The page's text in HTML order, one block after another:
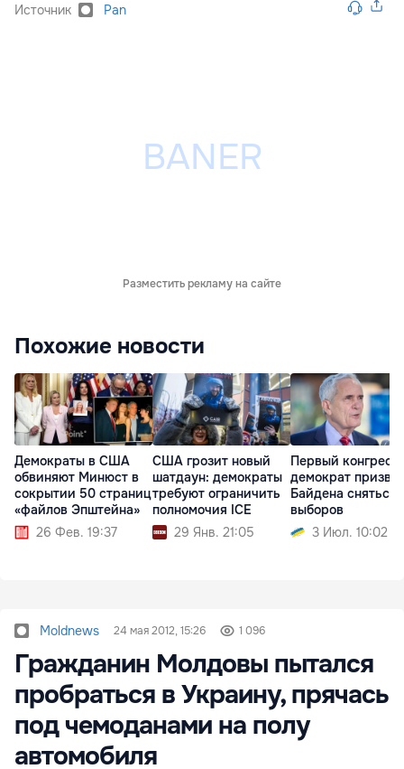
Источник Pan
Разместить рекламу на сайте
Похожие новости
Демократы в США
обвиняют Минюст в
сокрытии 50 страниц
«файлов Эпштейна»
26 Фев. 19:37
США грозит новый
шатдаун: демократы
требуют ограничить
полномочия ICE
29 Янв. 21:05
Первый
демократ
Байдена сняться
выборов
3 Июл. 10:02
Moldnews 24 мая 2012, 15:26 1 096
Гражданин Молдовы пытался
пробраться в Украину, прячась
под чемоданами на полу
автомобиля